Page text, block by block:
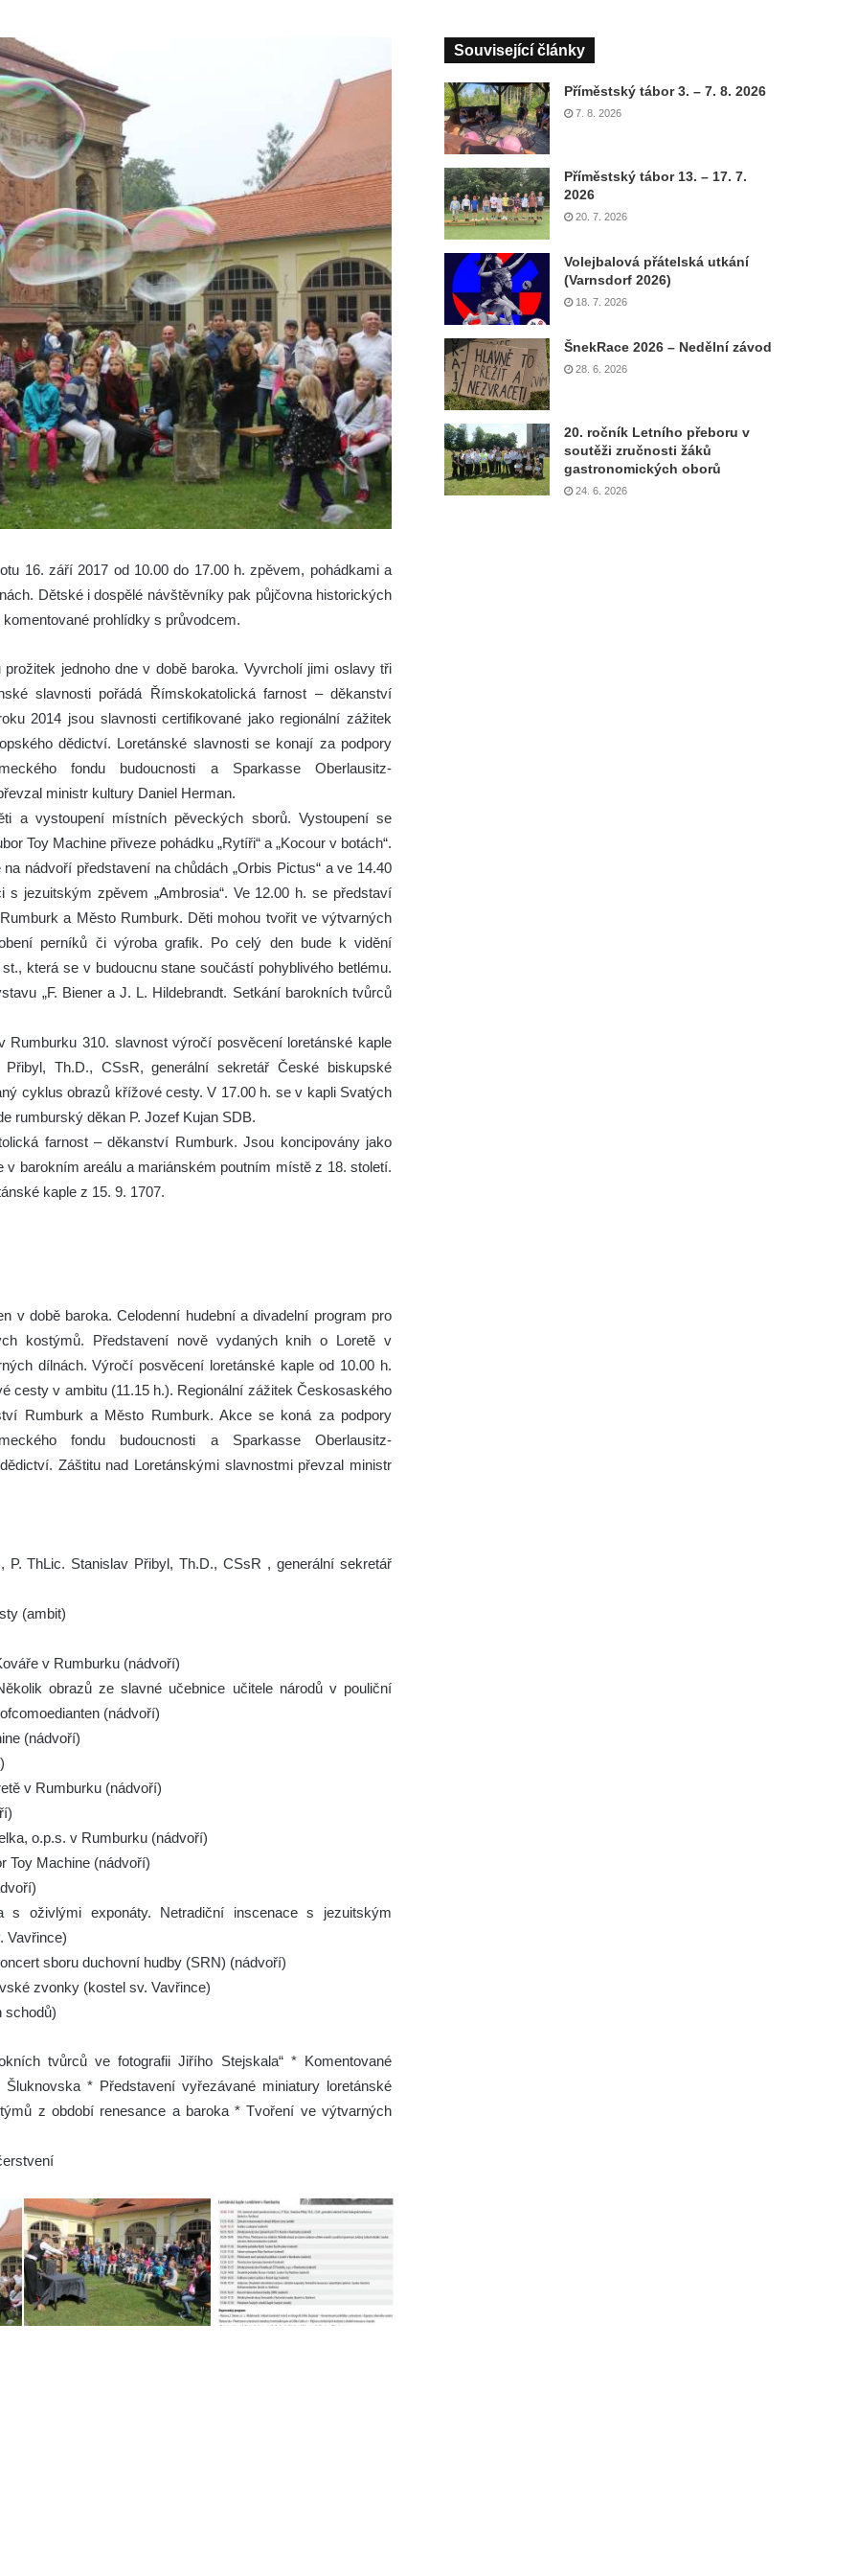
16. září 2017 od 10.00 do 17.00 h. zpěvem, pohádkami a
Dětské i dospělé návštěvníky pak půjčovna historických
prohlídky s průvodcem.
jednoho dne v době baroka. Vyvrcholí jimi oslavy tři
slavnosti pořádá Římskokatolická farnost – děkanství
2014 jsou slavnosti certifikované jako regionální zážitek
dědictví. Loretánské slavnosti se konají za podpory
fondu budoucnosti a Sparkasse Oberlausitz-
ministr kultury Daniel Herman.
a vystoupení místních pěveckých sborů. Vystoupení se
Toy Machine přiveze pohádku „Rytíři“ a „Kocour v botách“.
nádvoří představení na chůdách „Orbis Pictus“ a ve 14.40
jezuitským zpěvem „Ambrosia“. Ve 12.00 h. se představí
a Město Rumburk. Děti mohou tvořit ve výtvarných
perníků či výroba grafik. Po celý den bude k vidění
která se v budoucnu stane součástí pohyblivého betlému.
„F. Biener a J. L. Hildebrandt. Setkání barokních tvůrců
310. slavnost výročí posvěcení loretánské kaple
Th.D., CSsR, generální sekretář České biskupské
cyklus obrazů křížové cesty. V 17.00 h. se v kapli Svatých
rumburský děkan P. Jozef Kujan SDB.
farnost – děkanství Rumburk. Jsou koncipovány jako
barokním areálu a mariánském poutním místě z 18. století.
kaple z 15. 9. 1707.
v době baroka. Celodenní hudební a divadelní program pro
kostýmů. Představení nově vydaných knih o Loretě v
dílnách. Výročí posvěcení loretánské kaple od 10.00 h.
cesty v ambitu (11.15 h.). Regionální zážitek Českosaského
Rumburk a Město Rumburk. Akce se koná za podpory
fondu budoucnosti a Sparkasse Oberlausitz-
Záštitu nad Loretánskými slavnostmi převzal ministr
ThLic. Stanislav Přibyl, Th.D., CSsR , generální sekretář
(ambit)
v Rumburku (nádvoří)
obrazů ze slavné učebnice učitele národů v pouliční
(nádvoří)
(nádvoří)
v Rumburku (nádvoří)
o.p.s. v Rumburku (nádvoří)
Toy Machine (nádvoří)
s oživlými exponáty. Netradiční inscenace s jezuitským
Vavřince)
sboru duchovní hudby (SRN) (nádvoří)
zvonky (kostel sv. Vavřince)
schodů)
tvůrců ve fotografii Jiřího Stejskala“ * Komentované
* Představení vyřezávané miniatury loretánské
z období renesance a baroka * Tvoření ve výtvarných
Související články
Příměstský tábor 3. – 7. 8. 2026
7. 8. 2026
Příměstský tábor 13. – 17. 7.
2026
20. 7. 2026
Volejbalová přátelská utkání
(Varnsdorf 2026)
18. 7. 2026
ŠnekRace 2026 – Nedělní závod
28. 6. 2026
20. ročník Letního přeboru v
soutěži zručnosti žáků
gastronomických oborů
24. 6. 2026